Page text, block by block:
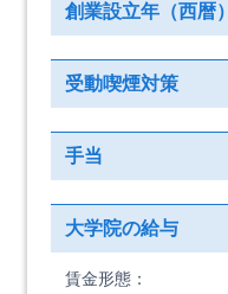
創業設立年（西暦）
受動喫煙対策
手当
大学院の給与
賃金形態：